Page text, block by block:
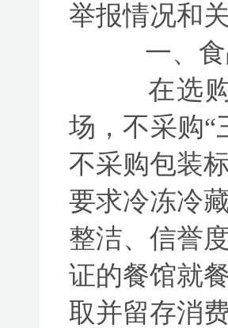
举报情况和
一、食
在选购
场，不采购“
不采购包装
要求冷冻冷
整洁、信誉
证的餐馆就
取并留存消